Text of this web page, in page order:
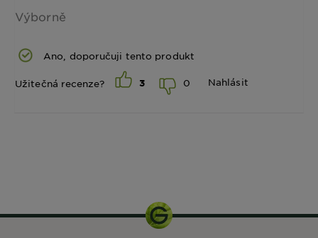
Výborně
Ano, doporučuji tento produkt
Užitečná recenze? 3 0 Nahlásit